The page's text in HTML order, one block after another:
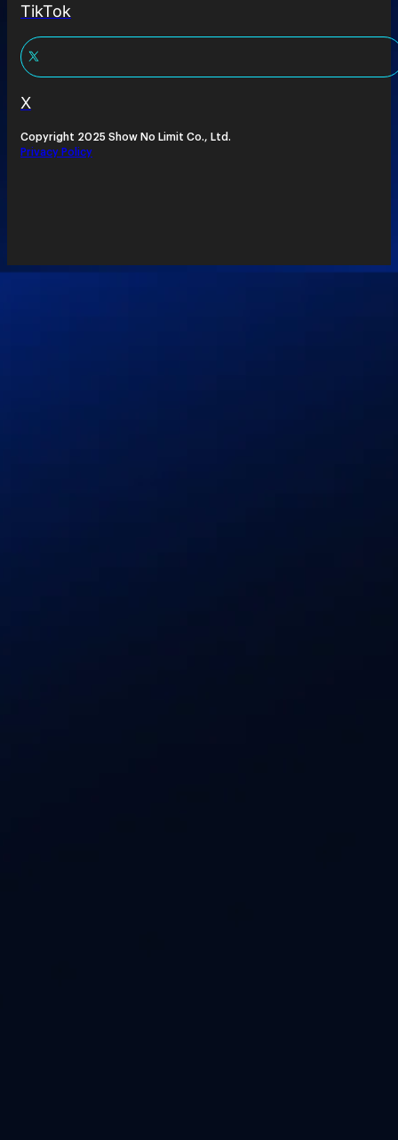
TikTok
X
Copyright 2025 Show No Limit Co., Ltd.
Privacy Policy